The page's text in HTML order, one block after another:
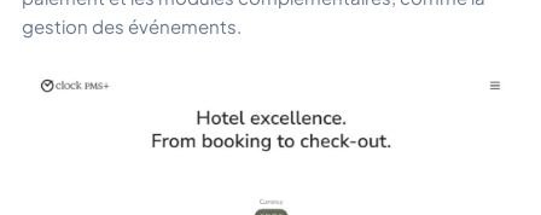
gestion des événements.